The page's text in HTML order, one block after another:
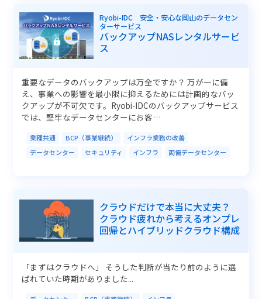
Ryobi-IDC 安全・安心な岡山のデータセン
ターサービス
バックアップNASレンタルサービ
ス
重要なデータのバックアップは万全ですか？ 万が一に備
え、事業への影響を最小限に抑えるためには計画的なバッ
クアップが不可欠です。Ryobi-IDCのバックアップサービス
では、堅牢なデータセンターにお客…
業種共通 BCP（事業継続）
インフラ業務の改善
データセンター
セキュリティ インフラ 両備データセンター
クラウドだけで本当に大丈夫？
クラウド疲れから考えるオンプレ
回帰とハイブリッドクラウド構成
「まずはクラウドへ」 そうした判断が当たり前のように選
ばれていた時期がありました...